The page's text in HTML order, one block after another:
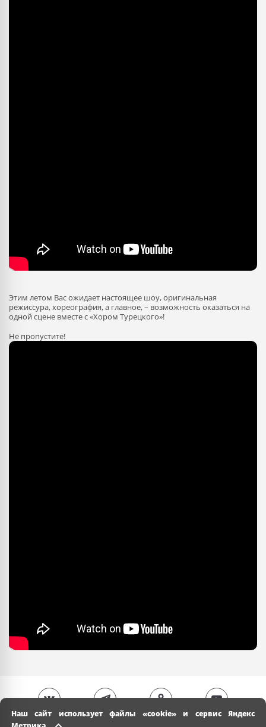
Этим летом Вас ожидает настоящее шоу, оригинальная
режиссура, хореография, а главное, – возможность оказаться на
одной сцене вместе с «Хором Турецкого»!
Не пропустите!
Наш сайт использует файлы «cookie» и сервис Яндекс